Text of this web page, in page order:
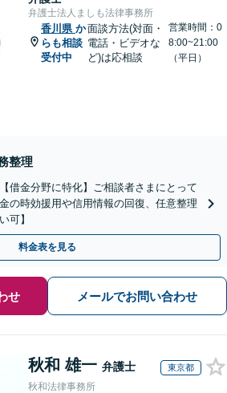
弁護士法人ましも法律事務所
香川県 か
らも相談
受付中
面談方法(対面・
電話・ビデオな
ど)は応相談
営業時間：0
8:00~21:00
（平日）
整理
借金分野に特化】ご相談者さまにとって
の時効援用や信用情報の回復、任意整理
可】
料金表を見る
せ メールでお問い合わせ
秋和 雄一 弁護士 東京都
秋和法律事務所